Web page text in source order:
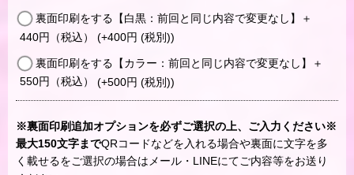
裏面印刷をする【白黒：前回と同じ内容で変更なし】＋
440円（税込） (+400円 (税別))
裏面印刷をする【カラー：前回と同じ内容で変更なし】＋
550円（税込） (+500円 (税別))
※裏面印刷追加オプションを必ずご選択の上、ご入力ください※
最大150文字までQRコードなどを入れる場合や裏面に文字を多
く載せるをご選択の場合はメール・LINEにてご内容等をお送り